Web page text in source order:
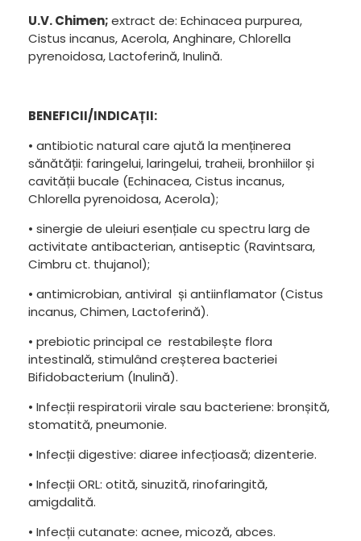
U.V. Chimen;extract de: Echinacea purpurea,
Cistus incanus, Acerola, Anghinare, Chlorella
pyrenoidosa, Lactoferină, Inulină.
BENEFICII/INDICAȚII:
• antibiotic natural care ajută la menținerea
sănătății: faringelui, laringelui, traheii, bronhiilor și
cavității bucale (Echinacea, Cistus incanus,
Chlorella pyrenoidosa, Acerola);
• sinergie de uleiuri esențiale cu spectru larg de
activitate antibacterian, antiseptic (Ravintsara,
Cimbru ct. thujanol);
• antimicrobian, antiviral și antiinflamator (Cistus
incanus, Chimen, Lactoferină).
• prebiotic principal ce restabilește flora
intestinală, stimulând creșterea bacteriei
Bifidobacterium (Inulină).
• Infecții respiratorii virale sau bacteriene: bronșită,
stomatită, pneumonie.
• Infecții digestive: diaree infecțioasă; dizenterie.
• Infecții ORL: otită, sinuzită, rinofaringită,
amigdalită.
• Infecții cutanate: acnee, micoză, abces.